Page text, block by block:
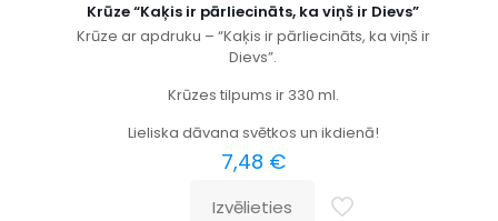
Krūze “Kaķis ir pārliecināts, ka viņš ir Dievs”
Krūze ar apdruku – “Kaķis ir pārliecināts, ka viņš ir
Dievs”.
Krūzes tilpums ir 330 ml.
Lieliska dāvana svētkos un ikdienā!
7,48 €
Izvēlieties